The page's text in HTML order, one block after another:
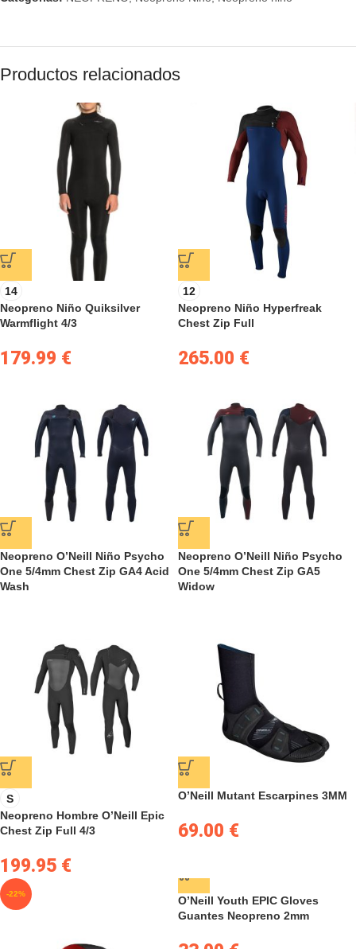
Productos relacionados
14
Neopreno Niño Quiksilver
Warmflight 4/3
179.99 €
12
Neopreno Niño Hyperfreak
Chest Zip Full
265.00 €
Neopreno O’Neill Niño Psycho
One 5/4mm Chest Zip GA4 Acid
Wash
Neopreno O’Neill Niño Psycho
One 5/4mm Chest Zip GA5
Widow
S
Neopreno Hombre O’Neill Epic
Chest Zip Full 4/3
199.95 €
O’Neill Mutant Escarpines 3MM
69.00 €
-22%
O’Neill Youth EPIC Gloves
Guantes Neopreno 2mm